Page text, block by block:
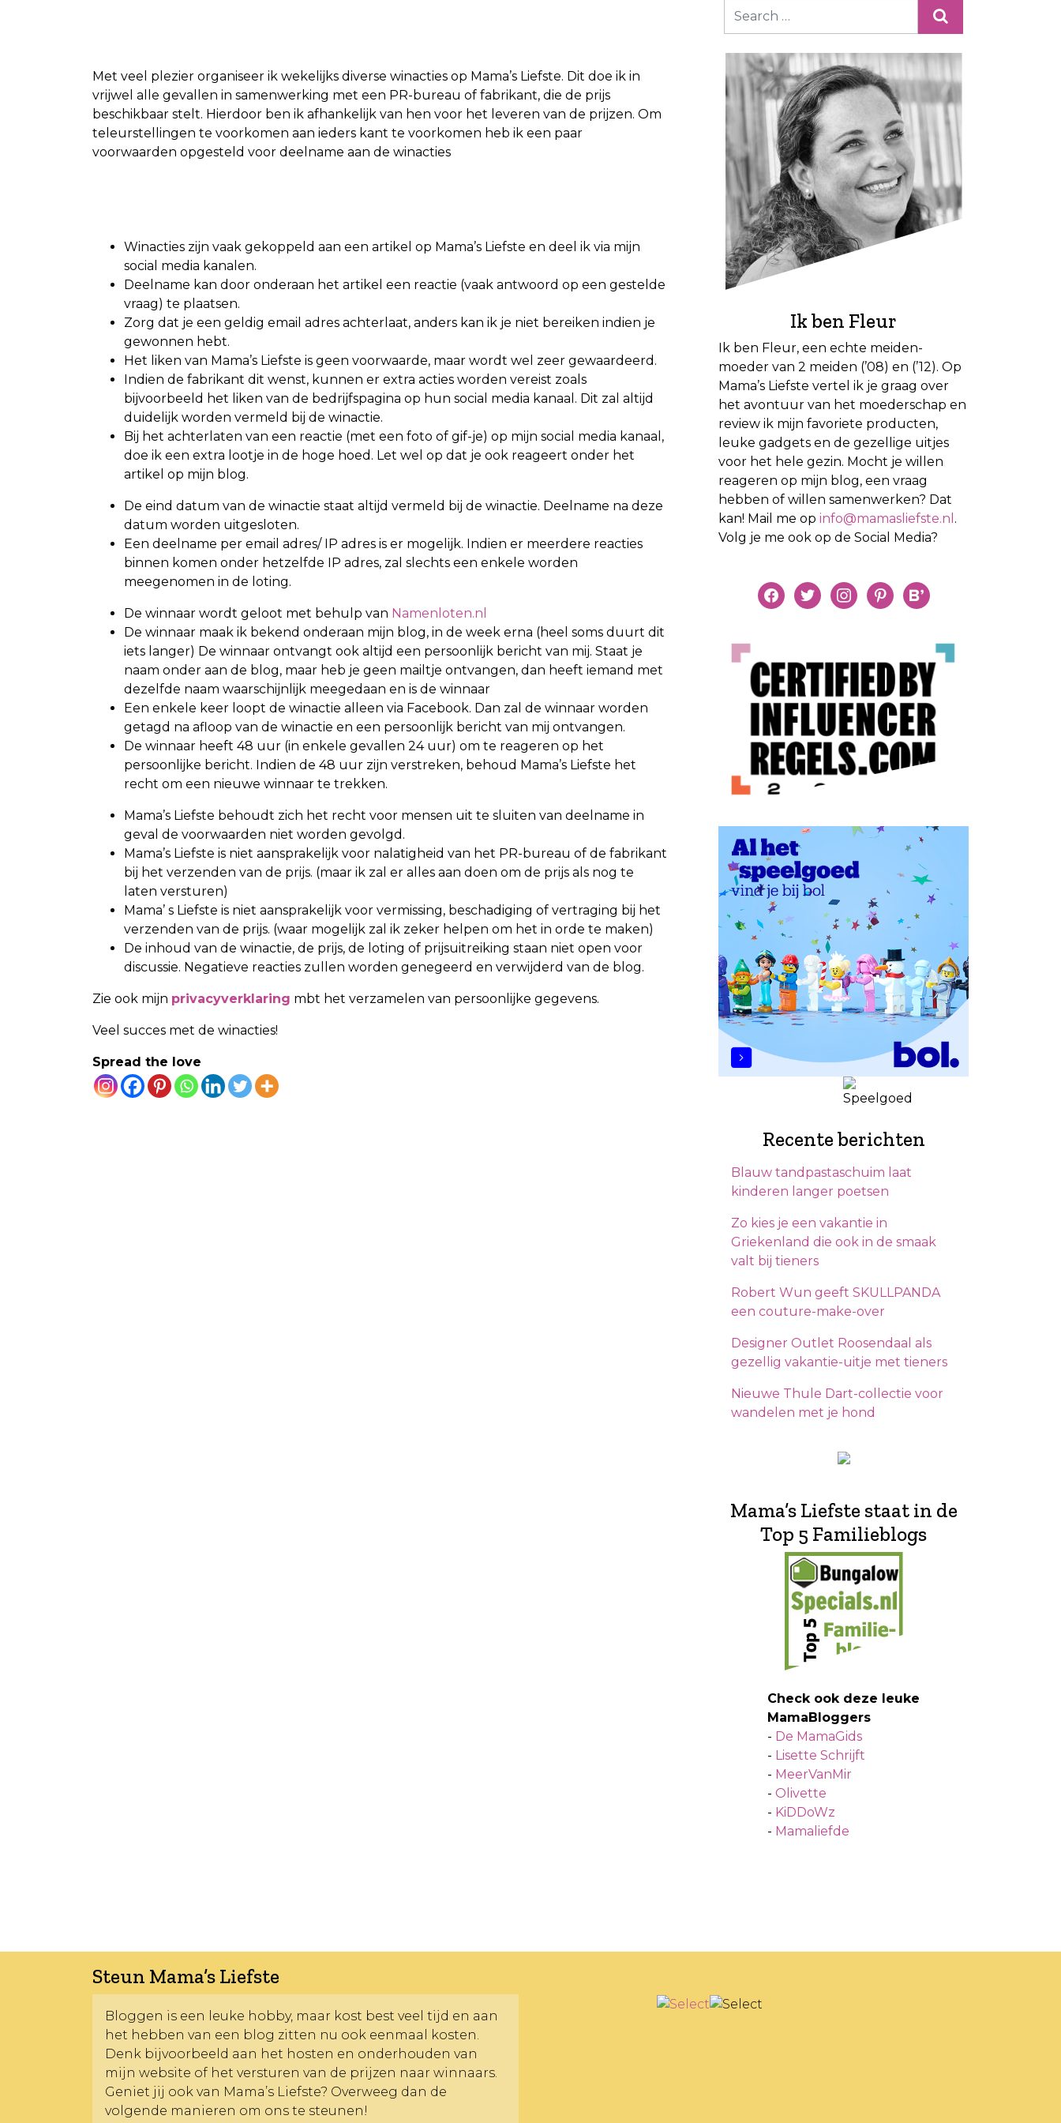
Met veel plezier organiseer ik wekelijks diverse winacties op Mama’s Liefste. Dit doe ik in
vrijwel alle gevallen in samenwerking met een PR-bureau of fabrikant, die de prijs
beschikbaar stelt. Hierdoor ben ik afhankelijk van hen voor het leveren van de prijzen. Om
teleurstellingen te voorkomen aan ieders kant te voorkomen heb ik een paar
voorwaarden opgesteld voor deelname aan de winacties
Winacties zijn vaak gekoppeld aan een artikel op Mama’s Liefste en deel ik via mijn
social media kanalen.
Deelname kan door onderaan het artikel een reactie (vaak antwoord op een gestelde
vraag) te plaatsen.
Zorg dat je een geldig email adres achterlaat, anders kan ik je niet bereiken indien je
gewonnen hebt.
Het liken van Mama’s Liefste is geen voorwaarde, maar wordt wel zeer gewaardeerd.
Indien de fabrikant dit wenst, kunnen er extra acties worden vereist zoals
bijvoorbeeld het liken van de bedrijfspagina op hun social media kanaal. Dit zal altijd
duidelijk worden vermeld bij de winactie.
Bij het achterlaten van een reactie (met een foto of gif-je) op mijn social media kanaal,
doe ik een extra lootje in de hoge hoed. Let wel op dat je ook reageert onder het
artikel op mijn blog.
De eind datum van de winactie staat altijd vermeld bij de winactie. Deelname na deze
datum worden uitgesloten.
Een deelname per email adres/ IP adres is er mogelijk. Indien er meerdere reacties
binnen komen onder hetzelfde IP adres, zal slechts een enkele worden
meegenomen in de loting.
De winnaar wordt geloot met behulp van Namenloten.nl
De winnaar maak ik bekend onderaan mijn blog, in de week erna (heel soms duurt dit
iets langer) De winnaar ontvangt ook altijd een persoonlijk bericht van mij. Staat je
naam onder aan de blog, maar heb je geen mailtje ontvangen, dan heeft iemand met
dezelfde naam waarschijnlijk meegedaan en is de winnaar
Een enkele keer loopt de winactie alleen via Facebook. Dan zal de winnaar worden
getagd na afloop van de winactie en een persoonlijk bericht van mij ontvangen.
De winnaar heeft 48 uur (in enkele gevallen 24 uur) om te reageren op het
persoonlijke bericht. Indien de 48 uur zijn verstreken, behoud Mama’s Liefste het
recht om een nieuwe winnaar te trekken.
Mama’s Liefste behoudt zich het recht voor mensen uit te sluiten van deelname in
geval de voorwaarden niet worden gevolgd.
Mama’s Liefste is niet aansprakelijk voor nalatigheid van het PR-bureau of de fabrikant
bij het verzenden van de prijs. (maar ik zal er alles aan doen om de prijs als nog te
laten versturen)
Mama’ s Liefste is niet aansprakelijk voor vermissing, beschadiging of vertraging bij het
verzenden van de prijs. (waar mogelijk zal ik zeker helpen om het in orde te maken)
De inhoud van de winactie, de prijs, de loting of prijsuitreiking staan niet open voor
discussie. Negatieve reacties zullen worden genegeerd en verwijderd van de blog.
Zie ook mijn privacyverklaring mbt het verzamelen van persoonlijke gegevens.
Veel succes met de winacties!
Spread the love
Ik ben Fleur
Ik ben Fleur, een echte meiden-
moeder van 2 meiden (’08) en (’12). Op
Mama’s Liefste vertel ik je graag over
het avontuur van het moederschap en
review ik mijn favoriete producten,
leuke gadgets en de gezellige uitjes
voor het hele gezin. Mocht je willen
reageren op mijn blog, een vraag
hebben of willen samenwerken? Dat
kan! Mail me op info@mamasliefste.nl .
Volg je me ook op de Social Media?
facebooktwitterinstagrampinterestbloglovin
Recente berichten
Blauw tandpastaschuim laat
kinderen langer poetsen
Zo kies je een vakantie in
Griekenland die ook in de smaak
valt bij tieners
Robert Wun geeft SKULLPANDA
een couture-make-over
Designer Outlet Roosendaal als
gezellig vakantie-uitje met tieners
Nieuwe Thule Dart-collectie voor
wandelen met je hond
Mama’s Liefste staat in de
Top 5 Familieblogs
Check ook deze leuke
MamaBloggers
- De MamaGids
- Lisette Schrijft
- MeerVanMir
- Olivette
- KiDDoWz
- Mamaliefde
Steun Mama’s Liefste
Bloggen is een leuke hobby, maar kost best veel tijd en aan
het hebben van een blog zitten nu ook eenmaal kosten.
Denk bijvoorbeeld aan het hosten en onderhouden van
mijn website of het versturen van de prijzen naar winnaars.
Geniet jij ook van Mama’s Liefste? Overweeg dan de
volgende manieren om ons te steunen!